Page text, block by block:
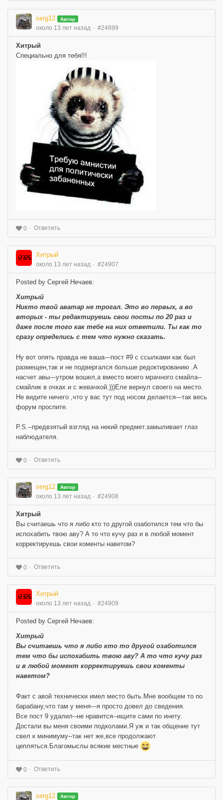
serg12 Автор
около 13 лет назад #24899
Хитрый
Специально для тебя!!!
0 Ответить
Хитрый
около 13 лет назад #24907
Posted by Сергей Нечаев:
Хитрый
Никто твой аватар не трогал. Это во первых, а во
вторых - ты редактируешь свои посты по 20 раз и
даже после того как тебе на них ответили. Ты как то
сразу определись с тем что нужно сказать.
Ну вот опять правда не ваша---пост #9 c cсылками как был
размещен,так и не подвергался больше редоктированию .А
насчет авы---утром вошел,а вместо моего мрачного смайла--
смайлик в очках и с жевачкой.)))Еле вернул своего на место.
Не видите ничего ,что у вас тут под носом делается---так весь
форум проспите.
P.S.--предвзятый взгляд на некий предмет.замыливает глаз
наблюдателя.
0 Ответить
serg12 Автор
около 13 лет назад #24908
Хитрый
Вы считаешь что я либо кто то другой озаботился тем что бы
испохабить твою аву? А то что кучу раз и в любой момент
корректируешь свои коменты наветом?
0 Ответить
Хитрый
около 13 лет назад #24909
Posted by Сергей Нечаев:
Хитрый
Вы считаешь что я либо кто то другой озаботился
тем что бы испохабить твою аву? А то что кучу раз
и в любой момент корректируешь свои коменты
наветом?
Факт с авой технически имел место быть.Мне вообщем то по
барабану,что там у меня---я просто довел до сведения.
Все пост 9 удалил--не нравится--ищите сами по инету.
Достали вы меня своими подколами.Я уж и так общение тут
свел к минимуму--так нет же,все продолжают
цепляться.Благомыслы всякие местные
0 Ответить
serg12 Автор